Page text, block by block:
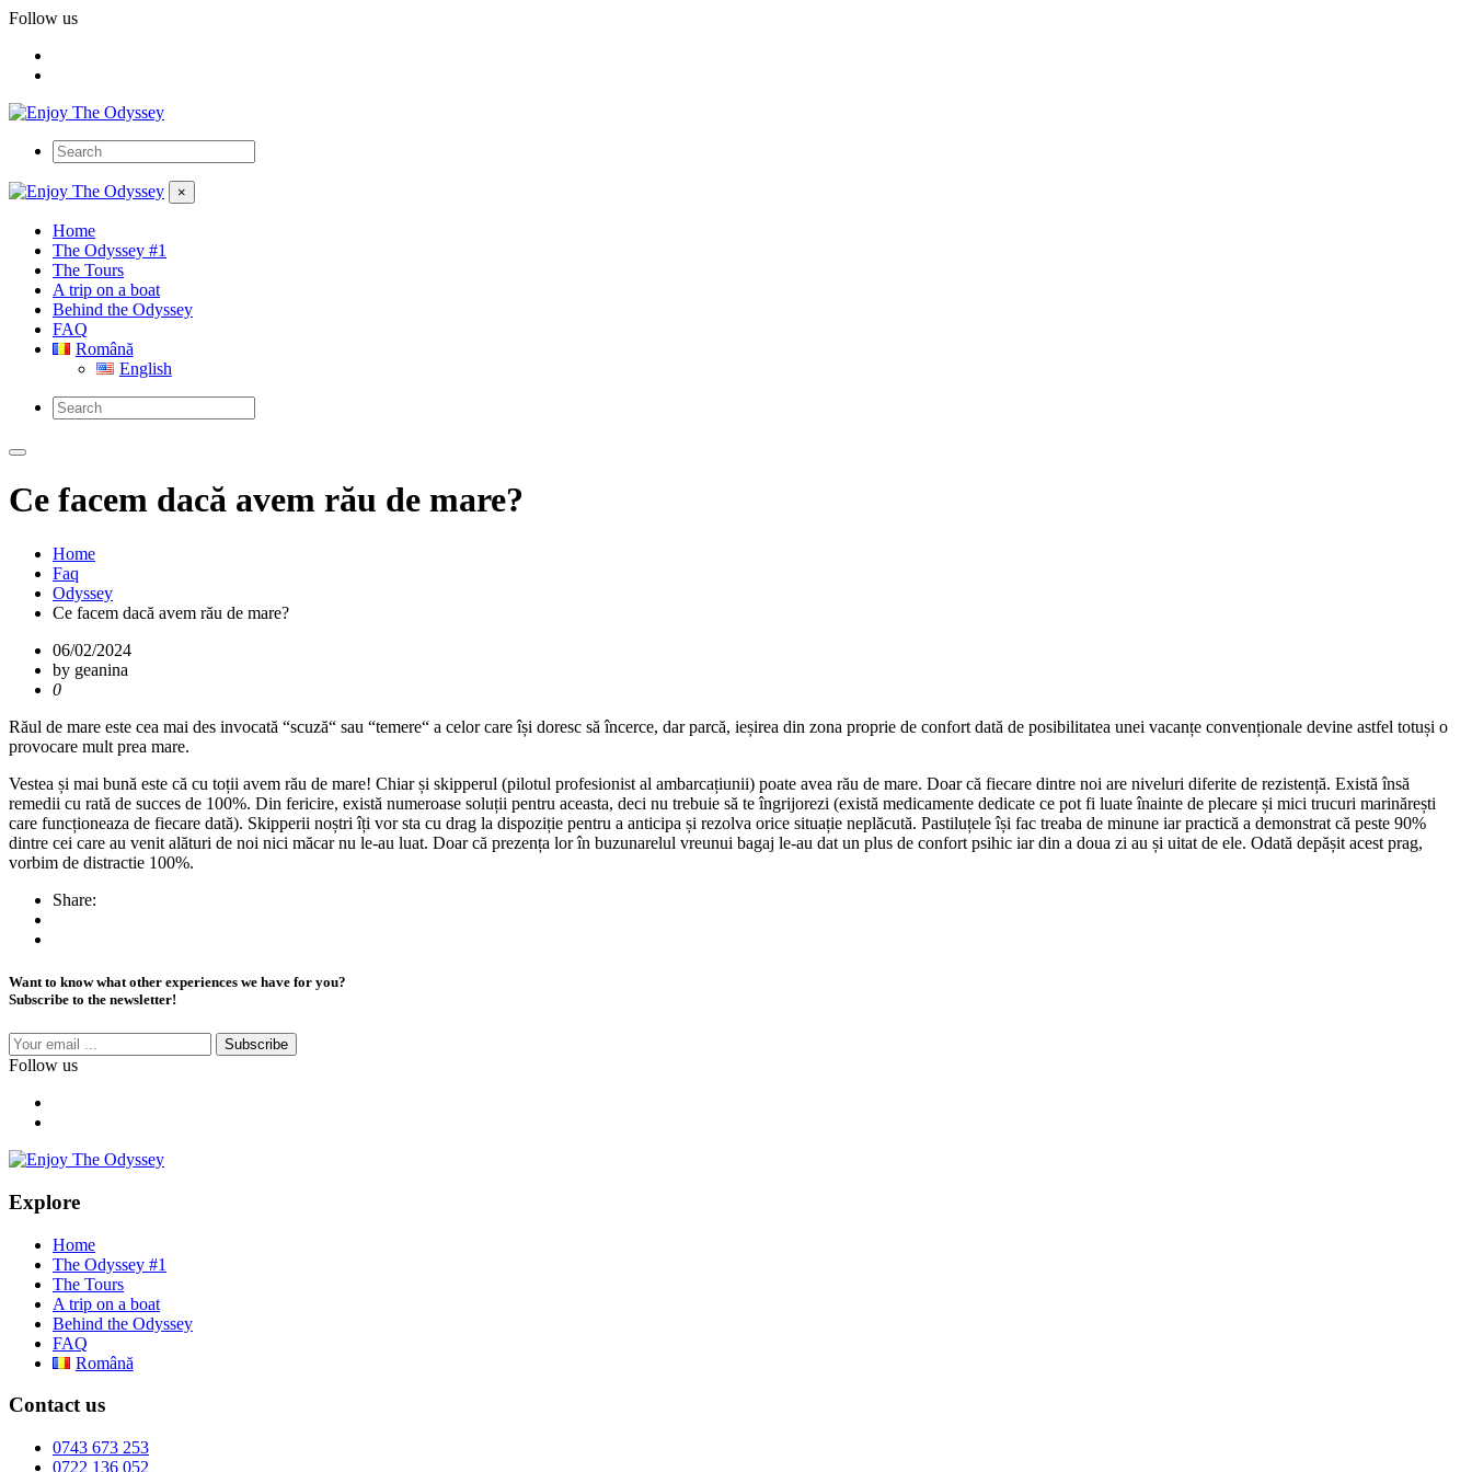
Follow us
×
Home
The Odyssey #1
The Tours
A trip on a boat
Behind the Odyssey
FAQ
Română
English
Ce facem dacă avem rău de mare?
Home
Faq
Odyssey
Ce facem dacă avem rău de mare?
06/02/2024
by geanina
0
Răul de mare este cea mai des invocată “scuză“ sau “temere“ a celor care își doresc să încerce, dar parcă, ieșirea din zona proprie de confort dată de posibilitatea unei vacanțe convenționale devine astfel totuși o
provocare mult prea mare.
Vestea și mai bună este că cu toții avem rău de mare! Chiar și skipperul (pilotul profesionist al ambarcațiunii) poate avea rău de mare. Doar că fiecare dintre noi are niveluri diferite de rezistență. Există însă
remedii cu rată de succes de 100%. Din fericire, există numeroase soluții pentru aceasta, deci nu trebuie să te îngrijorezi (există medicamente dedicate ce pot fi luate înainte de plecare și mici trucuri marinărești
care funcționeaza de fiecare dată). Skipperii noștri îți vor sta cu drag la dispoziție pentru a anticipa și rezolva orice situație neplăcută. Pastiluțele își fac treaba de minune iar practică a demonstrat că peste 90%
dintre cei care au venit alături de noi nici măcar nu le-au luat. Doar că prezența lor în buzunarelul vreunui bagaj le-au dat un plus de confort psihic iar din a doua zi au și uitat de ele. Odată depășit acest prag,
vorbim de distractie 100%.
Share:
Want to know what other experiences we have for you?
Subscribe to the newsletter!
Subscribe
Follow us
Explore
Home
The Odyssey #1
The Tours
A trip on a boat
Behind the Odyssey
FAQ
Română
Contact us
0743 673 253
0722 136 052